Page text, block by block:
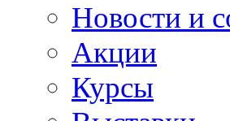
Новости и
Акции
Курсы